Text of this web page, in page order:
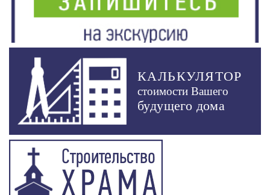
КАЛЬКУЛЯТОР
стоимости Вашего
будущего дома